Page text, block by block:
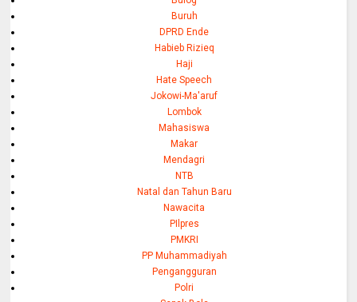
Buruh
DPRD Ende
Habieb Rizieq
Haji
Hate Speech
Jokowi-Ma'aruf
Lombok
Mahasiswa
Makar
Mendagri
NTB
Natal dan Tahun Baru
Nawacita
PIlpres
PMKRI
PP Muhammadiyah
Pengangguran
Polri